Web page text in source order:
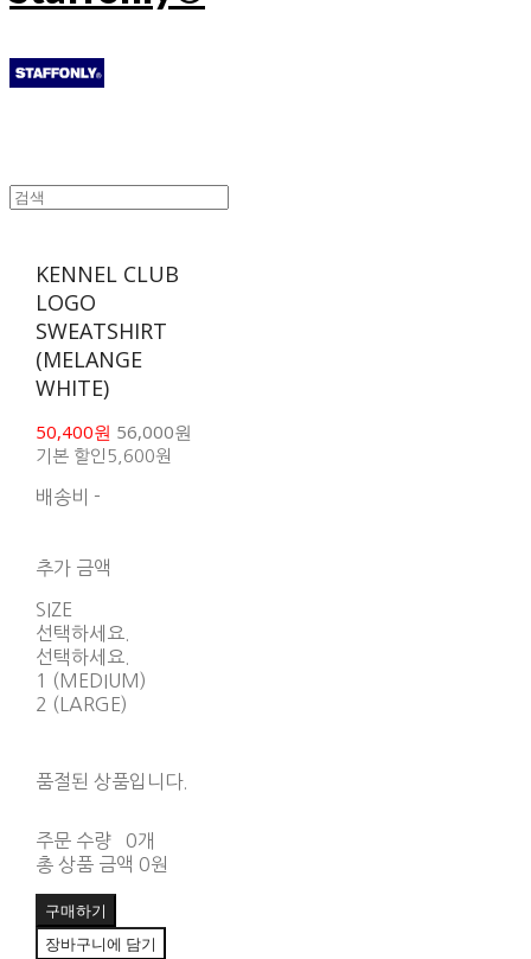
KENNEL CLUB
LOGO
SWEATSHIRT
(MELANGE
WHITE)
50,400원 56,000원
기본 할인 5,600원
배송비 -
추가 금액
SIZE
선택하세요.
선택하세요.
1 (MEDIUM)
2 (LARGE)
품절된 상품입니다.
주문 수량
0개
총 상품 금액 0원
구매하기
장바구니에 담기